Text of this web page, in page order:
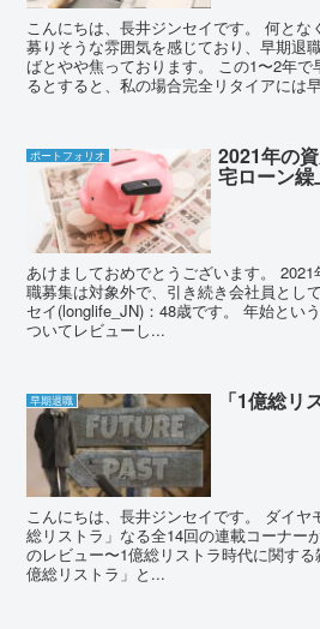
こんにちは、長井ジンセイです。 何とな
募りそうな雰囲気を感じており、早期退
ばとやや焦っております。 この1〜2年
るとすると、私の場合完全リタイアには
ポートフォリオ 2021年の
宅ローン繰
あけましておめでとうございます。
職募集は対象外で、引き続き会社員とし
セイ(longlife_JN)：48歳です。 年始とい
ついてレビューし...
早期退職 「1億総リ
こんにちは、長井ジンセイです。 ダイヤ
総リストラ」なる全14回の連載コーナー
のレビュー〜1億総リストラ時代に関す
億総リストラ」と...